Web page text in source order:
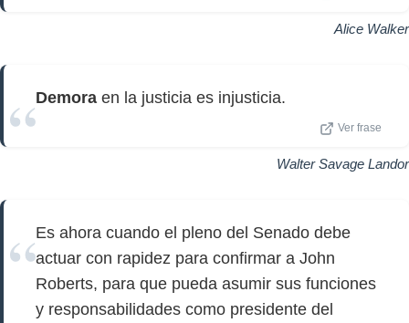
Alice Walker
Demora en la justicia es injusticia.
Ver frase
Walter Savage Landor
Es ahora cuando el pleno del Senado debe
actuar con rapidez para confirmar a John
Roberts, para que pueda asumir sus funciones
y responsabilidades como presidente del